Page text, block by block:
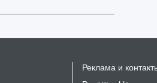
Реклама и